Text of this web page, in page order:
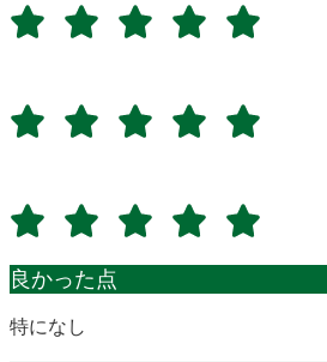
良かった点
特になし